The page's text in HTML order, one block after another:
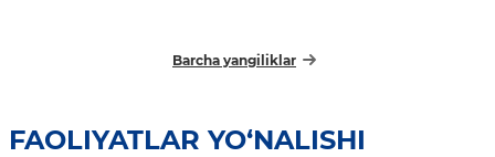
Barcha yangiliklar
FAOLIYATLAR YO‘NALISHI